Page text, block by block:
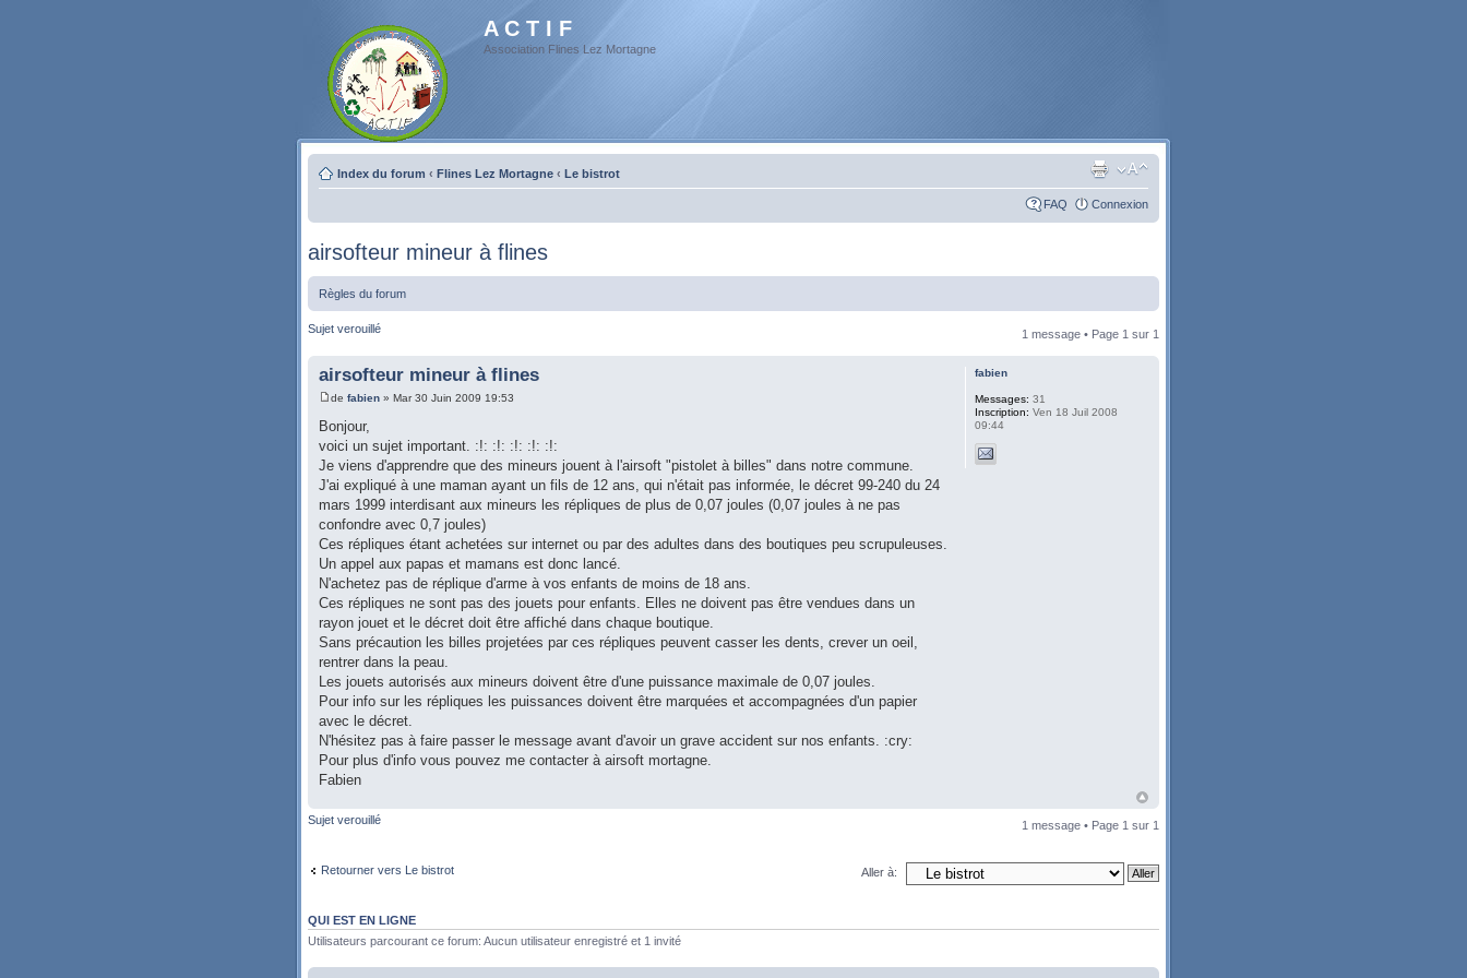
A C T I F
Association Flines Lez Mortagne
Index du forum ‹ Flines Lez Mortagne ‹ Le bistrot
FAQ Connexion
airsofteur mineur à flines
Règles du forum
Sujet verouillé 1 message • Page 1 sur 1
airsofteur mineur à flines
de fabien » Mar 30 Juin 2009 19:53
Bonjour,
voici un sujet important. :!: :!: :!: :!: :!:
Je viens d'apprendre que des mineurs jouent à l'airsoft "pistolet à billes" dans notre commune.
J'ai expliqué à une maman ayant un fils de 12 ans, qui n'était pas informée, le décret 99-240 du 24
mars 1999 interdisant aux mineurs les répliques de plus de 0,07 joules (0,07 joules à ne pas
confondre avec 0,7 joules)
Ces répliques étant achetées sur internet ou par des adultes dans des boutiques peu scrupuleuses.
Un appel aux papas et mamans est donc lancé.
N'achetez pas de réplique d'arme à vos enfants de moins de 18 ans.
Ces répliques ne sont pas des jouets pour enfants. Elles ne doivent pas être vendues dans un
rayon jouet et le décret doit être affiché dans chaque boutique.
Sans précaution les billes projetées par ces répliques peuvent casser les dents, crever un oeil,
rentrer dans la peau.
Les jouets autorisés aux mineurs doivent être d'une puissance maximale de 0,07 joules.
Pour info sur les répliques les puissances doivent être marquées et accompagnées d'un papier
avec le décret.
N'hésitez pas à faire passer le message avant d'avoir un grave accident sur nos enfants. :cry:
Pour plus d'info vous pouvez me contacter à airsoft mortagne.
Fabien
fabien
Messages: 31
Inscription: Ven 18 Juil 2008
09:44
Sujet verouillé 1 message • Page 1 sur 1
Retourner vers Le bistrot Aller à:
QUI EST EN LIGNE
Utilisateurs parcourant ce forum: Aucun utilisateur enregistré et 1 invité